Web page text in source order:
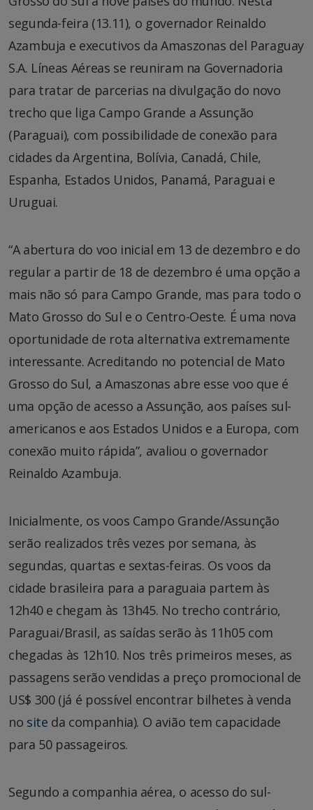
segunda-feira (13.11), o governador Reinaldo
Azambuja e executivos da Amaszonas del Paraguay
S.A. Líneas Aéreas se reuniram na Governadoria
para tratar de parcerias na divulgação do novo
trecho que liga Campo Grande a Assunção
(Paraguai), com possibilidade de conexão para
cidades da Argentina, Bolívia, Canadá, Chile,
Espanha, Estados Unidos, Panamá, Paraguai e
Uruguai.
“A abertura do voo inicial em 13 de dezembro e do
regular a partir de 18 de dezembro é uma opção a
mais não só para Campo Grande, mas para todo o
Mato Grosso do Sul e o Centro-Oeste. É uma nova
oportunidade de rota alternativa extremamente
interessante. Acreditando no potencial de Mato
Grosso do Sul, a Amaszonas abre esse voo que é
uma opção de acesso a Assunção, aos países sul-
americanos e aos Estados Unidos e a Europa, com
conexão muito rápida”, avaliou o governador
Reinaldo Azambuja.
Inicialmente, os voos Campo Grande/Assunção
serão realizados três vezes por semana, às
segundas, quartas e sextas-feiras. Os voos da
cidade brasileira para a paraguaia partem às
12h40 e chegam às 13h45. No trecho contrário,
Paraguai/Brasil, as saídas serão às 11h05 com
chegadas às 12h10. Nos três primeiros meses, as
passagens serão vendidas a preço promocional de
US$ 300 (já é possível encontrar bilhetes à venda
no site da companhia). O avião tem capacidade
para 50 passageiros.
Segundo a companhia aérea, o acesso do sul-